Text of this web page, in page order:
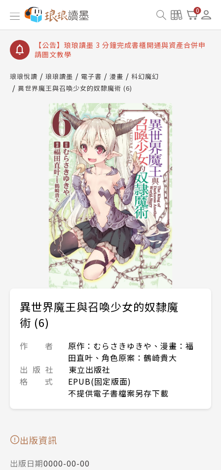
0
【公告】琅琅讀墨數位閱讀資產合併與書櫃開通申請
【公告】琅琅讀墨書櫃開通常見問題
【公告】琅琅讀墨 3 分鐘完成書櫃開通與資產合併申
請圖文教學
查詢
【公告】琅琅讀墨數位閱讀資產合併與書櫃開通申請
琅琅悅讀 琅琅讀墨 電子書 漫畫
科幻魔幻
異世界魔王與召喚少女的奴隸魔術 (6)
異世界魔王與召喚少女的奴隸魔
術 (6)
作 者
原作：むらさきゆきや、漫畫：福
田直叶、角色原案：鶴崎貴大
出 版 社
東立出版社
格 式
EPUB(固定版面)
不提供電子書檔案另存下載
出版資訊
出版日期0000-00-00